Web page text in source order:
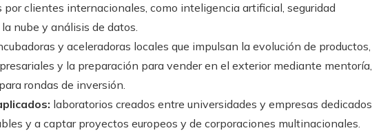
clientes internacionales, como inteligencia artificial, seguridad
nube y análisis de datos.
y aceleradoras locales que impulsan la evolución de productos,
y la preparación para vender en el exterior mediante mentoría,
rondas de inversión.
laboratorios creados entre universidades y empresas dedicados
y a captar proyectos europeos y de corporaciones multinacionales.